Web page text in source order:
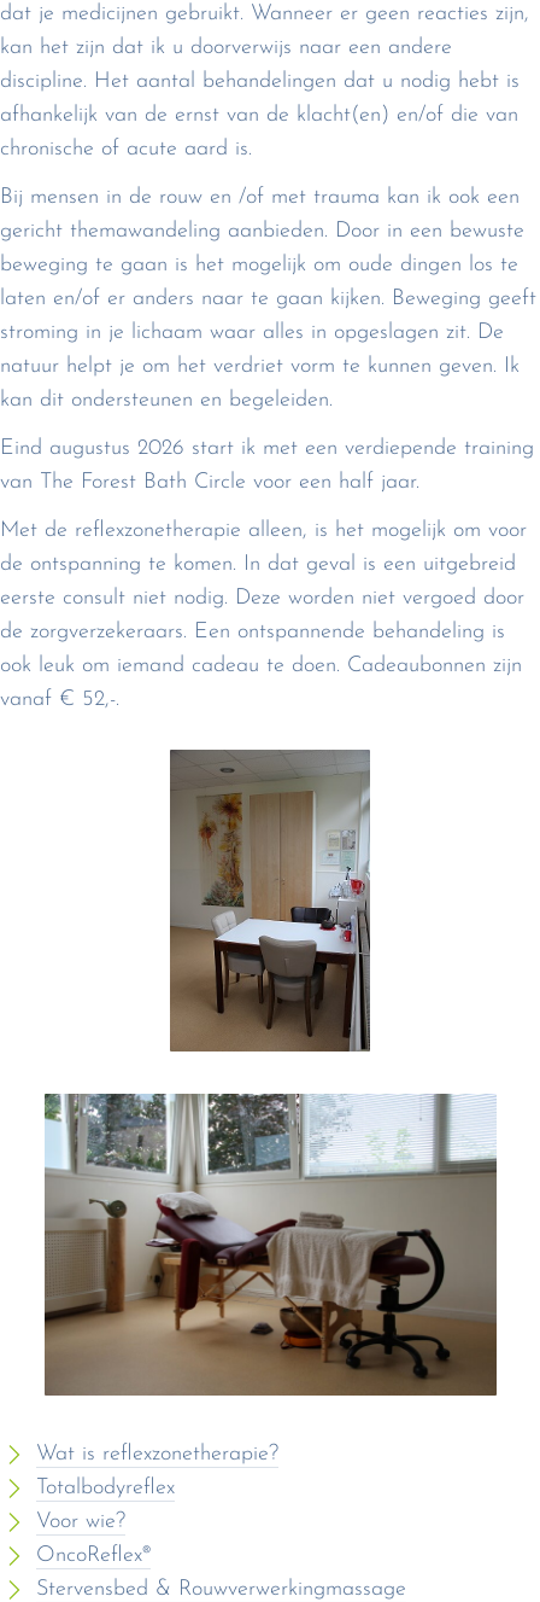
Wat is reflexzonetherapie?
Totalbodyreflex
Voor wie?
OncoReflex®
Stervensbed & Rouwverwerkingmassage
dat je medicijnen gebruikt. Wanneer er geen reacties zijn,
kan het zijn dat ik u doorverwijs naar een andere
discipline. Het aantal behandelingen dat u nodig hebt is
afhankelijk van de ernst van de klacht(en) en/of die van
chronische of acute aard is.
Bij mensen in de rouw en /of met trauma kan ik ook een
gericht themawandeling aanbieden. Door in een bewuste
beweging te gaan is het mogelijk om oude dingen los te
laten en/of er anders naar te gaan kijken. Beweging geeft
stroming in je lichaam waar alles in opgeslagen zit. De
natuur helpt je om het verdriet vorm te kunnen geven. Ik
kan dit ondersteunen en begeleiden.
Eind augustus 2026 start ik met een verdiepende training
van The Forest Bath Circle voor een half jaar.
Met de reflexzonetherapie alleen, is het mogelijk om voor
de ontspanning te komen. In dat geval is een uitgebreid
eerste consult niet nodig. Deze worden niet vergoed door
de zorgverzekeraars. Een ontspannende behandeling is
ook leuk om iemand cadeau te doen. Cadeaubonnen zijn
vanaf € 52,-.